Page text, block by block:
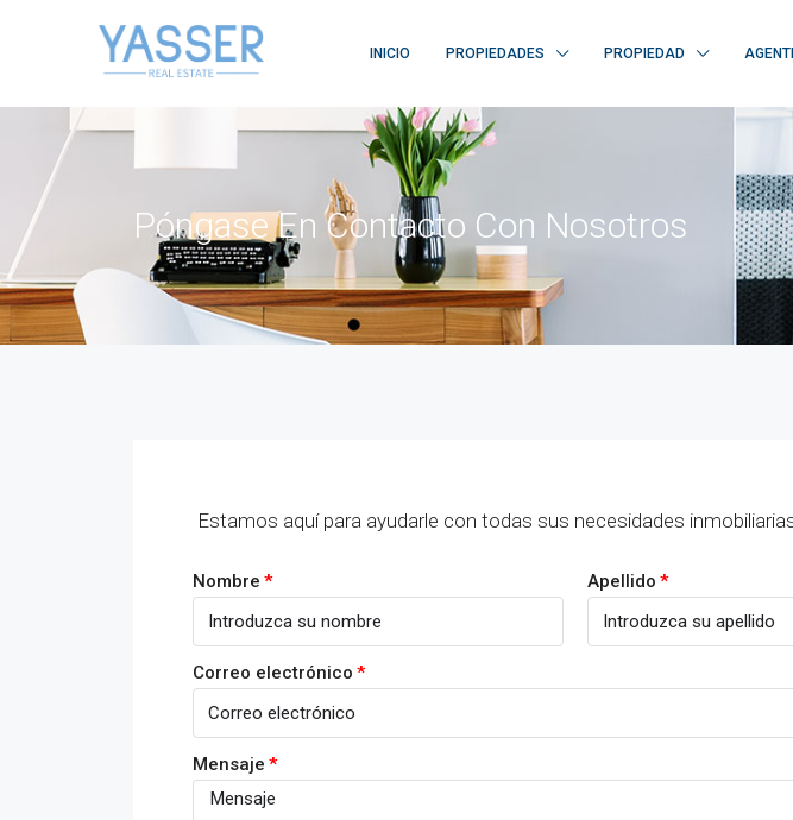
INICIO PROPIEDADES PROPIEDAD
Póngase En Contacto Con Nosotros
Estamos aquí para ayudarle con todas sus necesidades
Nombre Apellido
Correo electrónico
Mensaje